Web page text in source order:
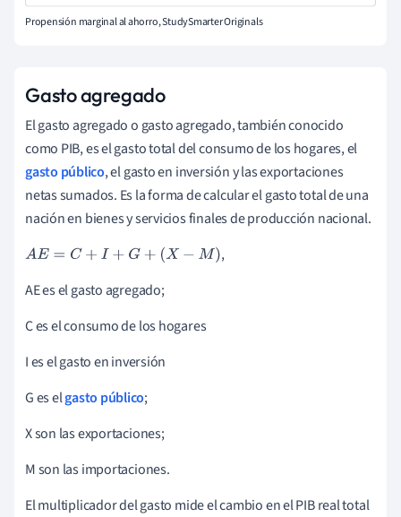
Propensión marginal al ahorro, StudySmarter Originals
Gasto agregado
El gasto agregado o gasto agregado, también conocido
como PIB, es el gasto total del consumo de los hogares, el
gasto público, el gasto en inversión y las exportaciones
netas sumados. Es la forma de calcular el gasto total de una
nación en bienes y servicios finales de producción nacional.
AE=C+I +G+(X -M)
,
AE es el gasto agregado;
C es el consumo de los hogares
I es el gasto en inversión
G es elgasto público;
X son las exportaciones;
M son las importaciones.
El multiplicador del gasto mide el cambio en el PIB real total